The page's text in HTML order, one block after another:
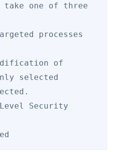
take one of three
processes
of
selected
Security